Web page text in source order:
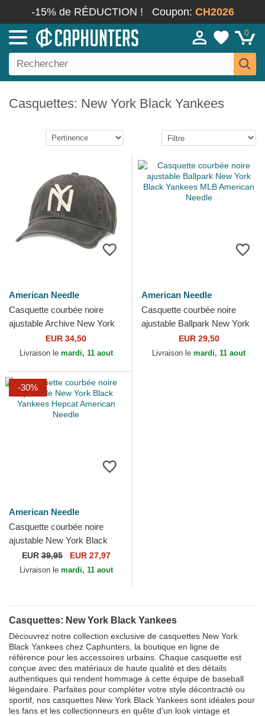
-15% de RÉDUCTION ! Coupon: CH2026
0
Casquettes: New York Black Yankees
American Needle
Casquette courbée noire
ajustable Archive New York
Black Yankees MLB
American Needle
EUR 34,50
Livraison le mardi, 11 aout
American Needle
Casquette courbée noire
ajustable Ballpark New York
Black Yankees MLB
American Needle
EUR 29,50
Livraison le mardi, 11 aout
-30%
American Needle
Casquette courbée noire
ajustable New York Black
Yankees Hepcat American
Needle
EUR39,95 EUR 27,97
Livraison le mardi, 11 aout
Casquettes: New York Black Yankees
Découvrez notre collection exclusive de casquettes New York
Black Yankees chez Caphunters, la boutique en ligne de
référence pour les accessoires urbains. Chaque casquette est
conçue avec des matériaux de haute qualité et des détails
authentiques qui rendent hommage à cette équipe de baseball
légendaire. Parfaites pour compléter votre style décontracté ou
sportif, nos casquettes New York Black Yankees sont idéales pour
les fans et les collectionneurs en quête d'un look vintage et